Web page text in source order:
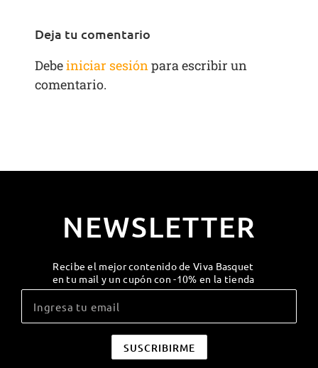
Deja tu comentario
Debeiniciar sesiónpara escribir un
comentario.
NEWSLETTER
Recibe el mejor contenido de Viva Basquet
en tu mail y un cupón con -10% en la tienda